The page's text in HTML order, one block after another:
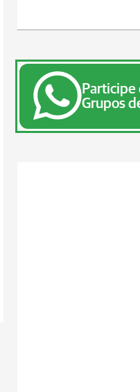
Participe
Grupos